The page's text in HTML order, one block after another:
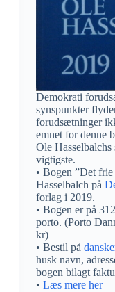
Demokrati
synspunkter
forudsætninger
emnet for denne
Ole
vigtigste.
• Bogen ”Det
Hasselbalch på
forlag i 2019.
• Bogen er på
porto. (Porto
kr)
• Bestil på
husk navn,
bogen bilagt
•Læs mere her